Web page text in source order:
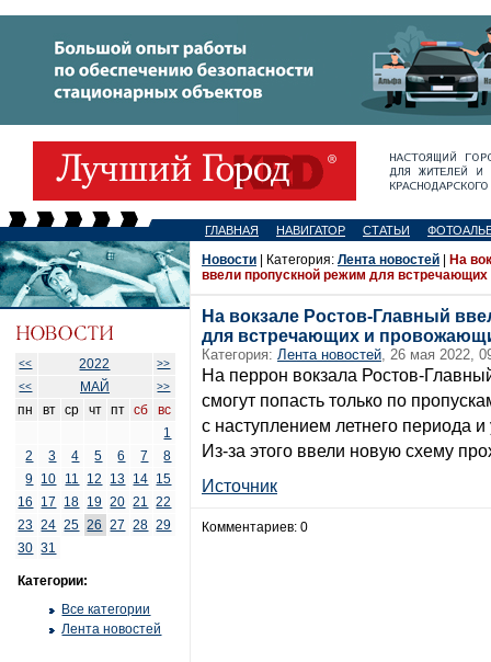
ГЛАВНАЯ НАВИГАТОР СТАТЬИ
<< 2022
>>
<<
МАЙ >>
пн вт ср чт пт сб
вс
1
2
3 4 5 6 7
8
9 10 11 12 13 14 15
16
17 18 19 20 21
22
23 24 25 26 27 28 29
30 31
Категории:
Все категории
Лента новостей
Новости | Категория: Лента новостей
На
ввели пропускной режим для
На вокзале Ростов-Главный
для встречающих и
Категория: Лента новостей, 26 мая 2022,
На перрон вокзала Ростов-
смогут попасть только по
с наступлением летнего периода
Из-за этого ввели новую схему
Источник
Комментариев: 0